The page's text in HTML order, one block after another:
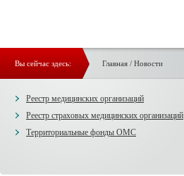
Вы сейчас здесь: Главная/ Новости
Реестр медицинских организаций
Реестр страховых медицинских организаций
Территориальные фонды ОМС